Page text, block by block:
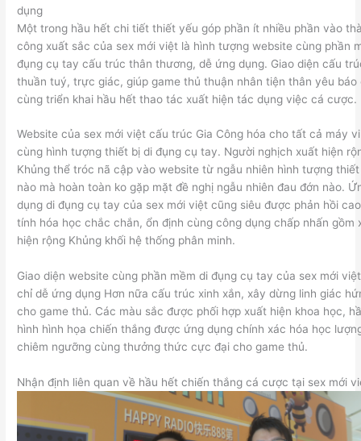
dụng
Một trong hầu hết chi tiết thiết yếu góp phần ít nhiều phần vào
công xuất sắc của sex mới việt là hình tượng website cùng phần
đụng cụ tay cấu trúc thân thương, dễ ứng dụng. Giao diện cấu
thuần tuý, trực giác, giúp game thủ thuận nhân tiện thân yêu báo
cùng triển khai hầu hết thao tác xuất hiện tác dụng việc cá cược.
Website của sex mới việt cấu trúc Gia Công hóa cho tất cả máy
cùng hình tượng thiết bị di đụng cụ tay. Người nghịch xuất hiện
Khủng thể tróc nã cập vào website từ ngẫu nhiên hình tượng
nào mà hoàn toàn ko gặp mặt đề nghị ngẫu nhiên đau đớn nào.
dụng di đụng cụ tay của sex mới việt cũng siêu được phản hồi
tính hóa học chắc chắn, ổn định cùng công dụng chấp nhấn gồm
hiện rộng Khủng khối hệ thống phân minh.
Giao diện website cùng phần mềm di đụng cụ tay của sex mới
chỉ dễ ứng dụng Hơn nữa cấu trúc xinh xắn, xây dừng linh giác
cho game thủ. Các màu sắc được phối hợp xuất hiện khoa học,
hình hình họa chiến thắng được ứng dụng chính xác hóa học
chiêm ngưỡng cùng thưởng thức cực đại cho game thủ.
Nhận định liên quan về hầu hết chiến thắng cá cược tại sex mới